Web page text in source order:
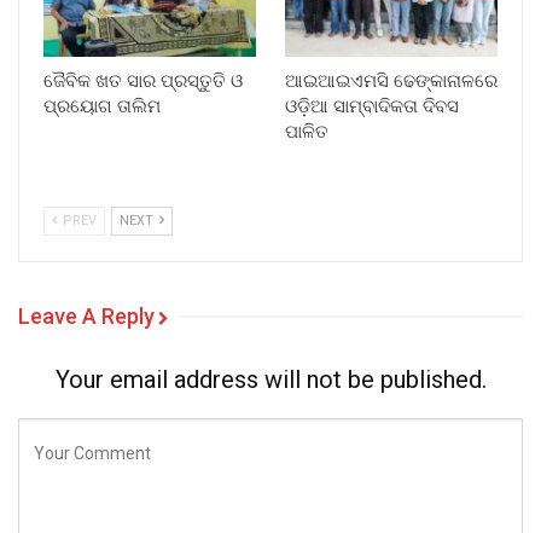
ଜୈବିକ ଖତ ସାର ପ୍ରସ୍ତୁତି ଓ
ପ୍ରୟୋଗ ତାଲିମ
ଆଇଆଇଏମସି ଢେଙ୍କାନାଳରେ
ଓଡ଼ିଆ ସାମ୍ବାଦିକତା ଦିବସ
ପାଳିତ
PREV NEXT
Leave A Reply
Your email address will not be published.